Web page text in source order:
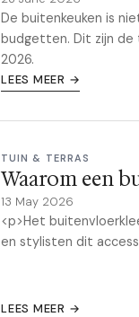
De buitenkeuken is
budgetten. Dit zijn de
2026.
LEES MEER →
TUIN & TERRAS
Waarom een
13 May 2026
<p>Het
en stylisten dit
LEES MEER →